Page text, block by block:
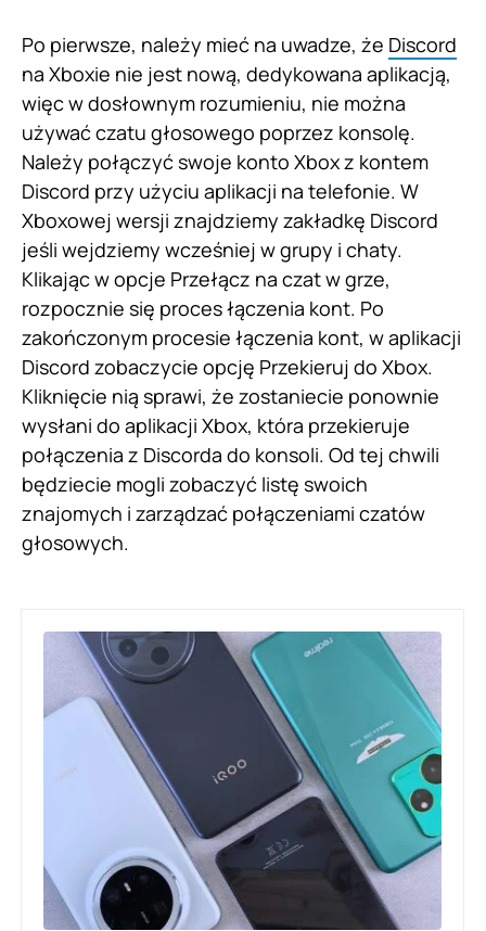
Po pierwsze, należy mieć na uwadze, że Discord
na Xboxie nie jest nową, dedykowana aplikacją,
więc w dosłownym rozumieniu, nie można
używać czatu głosowego poprzez konsolę.
Należy połączyć swoje konto Xbox z kontem
Discord przy użyciu aplikacji na telefonie. W
Xboxowej wersji znajdziemy zakładkę Discord
jeśli wejdziemy wcześniej w grupy i chaty.
Klikając w opcje Przełącz na czat w grze,
rozpocznie się proces łączenia kont. Po
zakończonym procesie łączenia kont, w aplikacji
Discord zobaczycie opcję Przekieruj do Xbox.
Kliknięcie nią sprawi, że zostaniecie ponownie
wysłani do aplikacji Xbox, która przekieruje
połączenia z Discorda do konsoli. Od tej chwili
będziecie mogli zobaczyć listę swoich
znajomych i zarządzać połączeniami czatów
głosowych.